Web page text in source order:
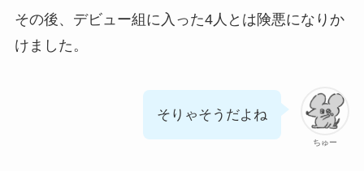
その後、デビュー組に入った4人とは険悪になりか
けました。
ちゅー
そりゃそうだよね